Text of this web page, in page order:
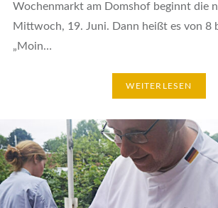
Wochenmarkt am Domshof beginnt die
Mittwoch, 19. Juni. Dann heißt es von 8
„Moin…
WEITERLESEN